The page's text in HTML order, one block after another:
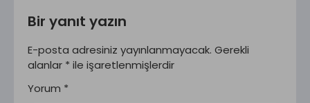
Bir yanıt yazın
E-posta adresiniz yayınlanmayacak. Gerekli
alanlar * ile işaretlenmişlerdir
Yorum *